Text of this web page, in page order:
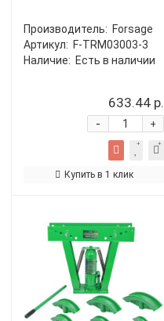
Производитель: Forsage
Артикул: F-TRM03003-3
Наличие: Есть в наличии
633.44 р.
+
-
Купить в 1 клик